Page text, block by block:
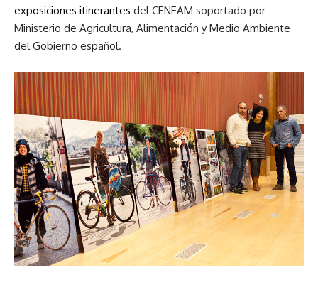
exposiciones itinerantes del CENEAM soportado por
Ministerio de Agricultura, Alimentación y Medio Ambiente
del Gobierno español.